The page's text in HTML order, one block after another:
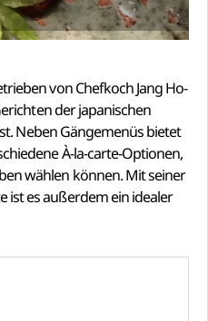
von Chefkoch Jang Ho-
der japanischen
Neben Gängemenüs bietet
À-la-carte-Optionen,
wählen können. Mit seiner
ist es außerdem ein idealer